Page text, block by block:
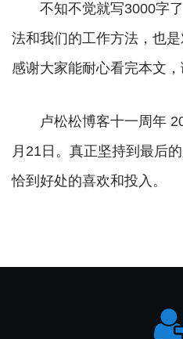
不知不觉就写3000字
法和我们的工作方法，也
感谢大家能耐心看完本文，
卢松松博客十一周年
月21日。真正坚持到最后
恰到好处的喜欢和投入。